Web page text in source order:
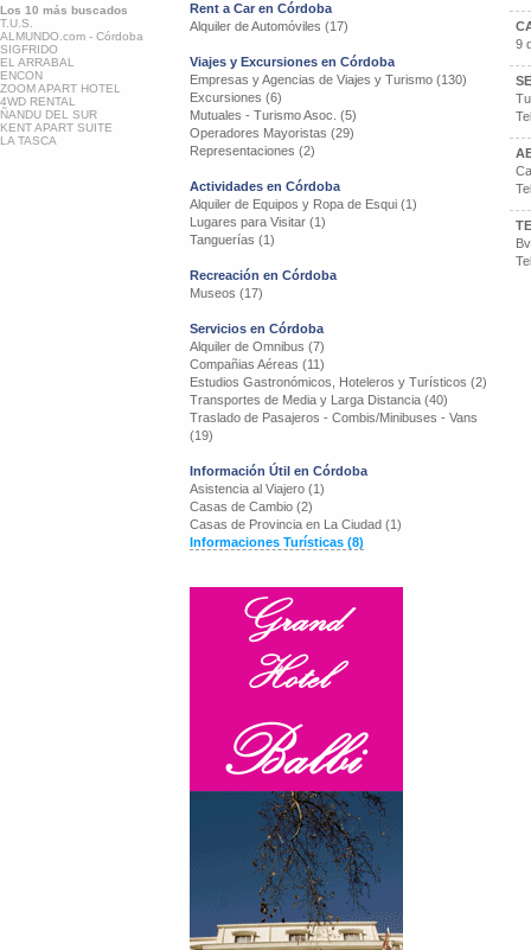
Los 10 más buscados
T.U.S.
ALMUNDO.com - Córdoba
SIGFRIDO
EL ARRABAL
ENCON
ZOOM APART HOTEL
4WD RENTAL
ÑANDU DEL SUR
KENT APART SUITE
LA TASCA
Rent a Car en Córdoba
Alquiler de Automóviles (17)
Viajes y Excursiones en Córdoba
Empresas y Agencias de Viajes y Turismo (130)
Excursiones (6)
Mutuales - Turismo Asoc. (5)
Operadores Mayoristas (29)
Representaciones (2)
Actividades en Córdoba
Alquiler de Equipos y Ropa de Esqui (1)
Lugares para Visitar (1)
Tanguerías (1)
Recreación en Córdoba
Museos (17)
Servicios en Córdoba
Alquiler de Omnibus (7)
Compañias Aéreas (11)
Estudios Gastronómicos, Hoteleros y Turísticos (2)
Transportes de Media y Larga Distancia (40)
Traslado de Pasajeros - Combis/Minibuses - Vans
(19)
Información Útil en Córdoba
Asistencia al Viajero (1)
Casas de Cambio (2)
Casas de Provincia en La Ciudad (1)
Informaciones Turísticas (8)
9